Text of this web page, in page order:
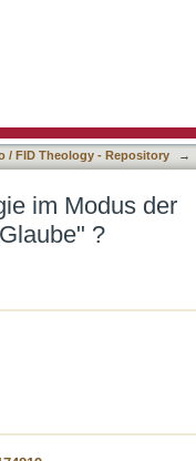
/ FID Theology - Repository →
im Modus der
?